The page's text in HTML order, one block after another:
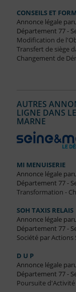
CONSEILS ET
Annonce légale
Département 77 -
Modification de
Transfert de siège
Changement de
AUTRES
LIGNE DANS
MARNE
MI MENUISERIE
Annonce légale
Département 77 -
Transformation -
SOH TAXIS RELAIS
Annonce légale
Département 77 -
Société par Actions
D U P
Annonce légale
Département 77 -
Poursuite